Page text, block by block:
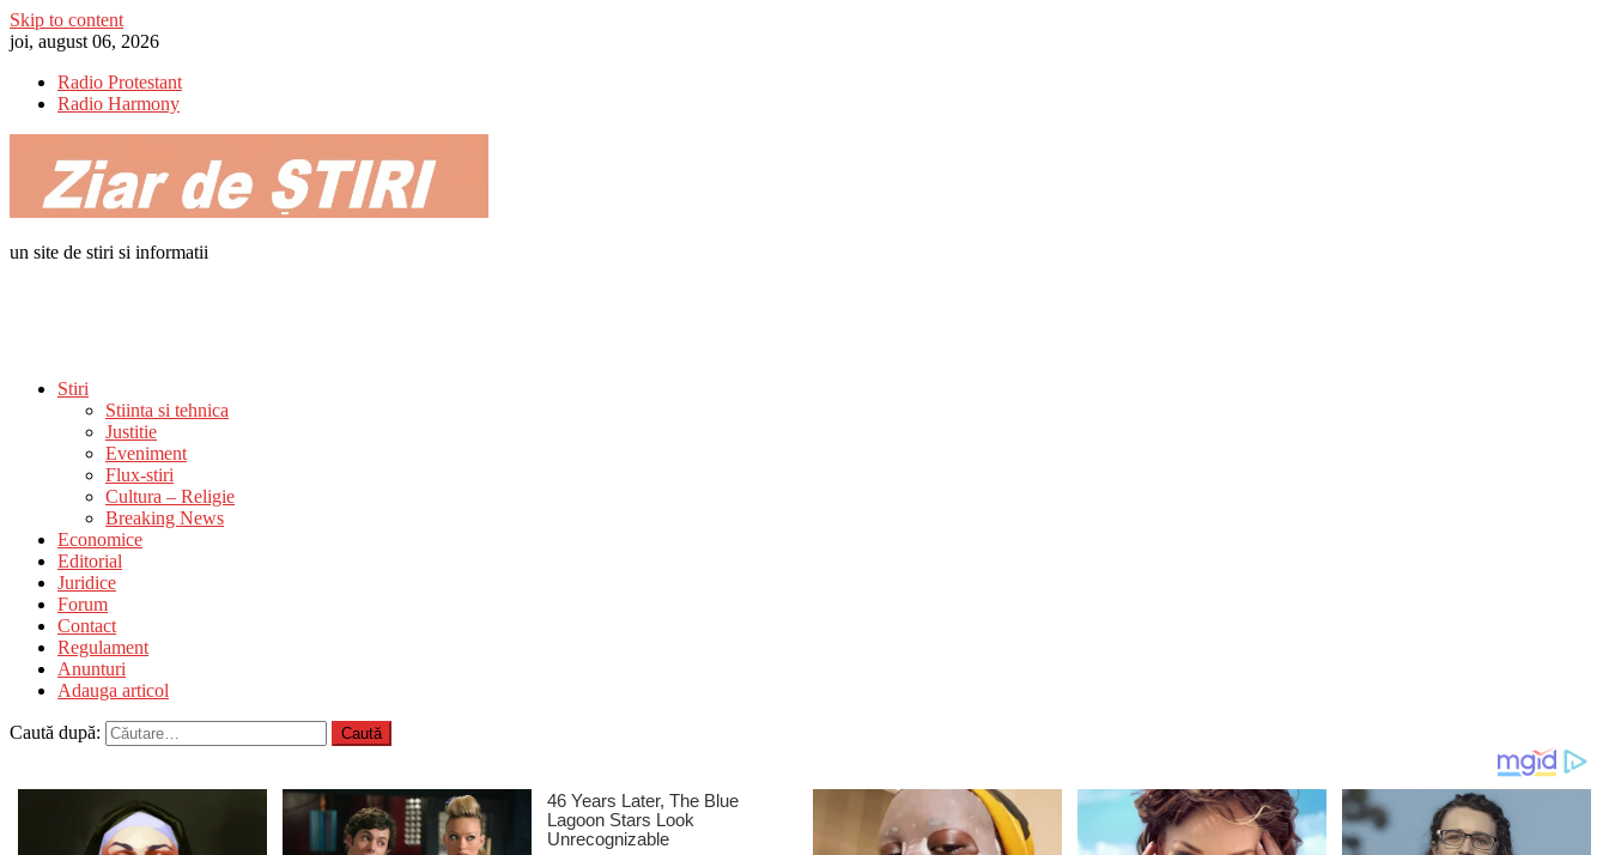
Skip to content
joi, august 06, 2026
Radio Protestant
Radio Harmony
un site de stiri si informatii
Stiri
Stiinta si tehnica
Justitie
Eveniment
Flux-stiri
Cultura – Religie
Breaking News
Economice
Editorial
Juridice
Forum
Contact
Regulament
Anunturi
Adauga articol
Caută după: